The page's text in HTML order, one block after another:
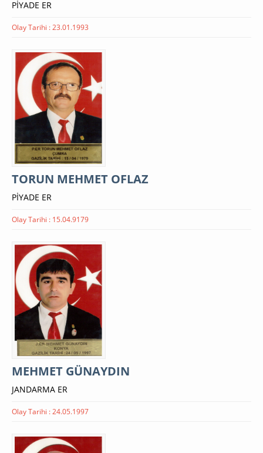
PİYADE ER
Olay Tarihi : 23.01.1993
TORUN MEHMET OFLAZ
PİYADE ER
Olay Tarihi : 15.04.9179
MEHMET GÜNAYDIN
JANDARMA ER
Olay Tarihi : 24.05.1997